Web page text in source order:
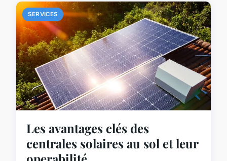
SERVICES
Les avantages clés des
centrales solaires au sol et leur